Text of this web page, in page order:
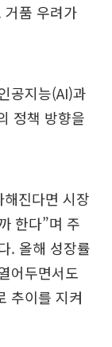
거품 우려가
공지능(AI)과
정책 방향을
진다면 시장
한다”며 주
. 올해 성장률
어두면서도
추이를 지켜